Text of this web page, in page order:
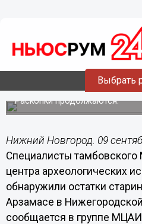
Выбрать
Тамбовские
деревянную
центре Арзамаса
Раскопки продолжаются.
Нижний Новгород. 09
Специалисты
центра археологических
обнаружили остатки
Арзамасе в
сообщается в группе МЦАИ